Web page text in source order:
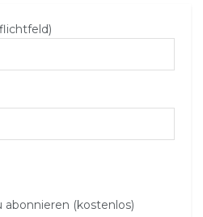
abonnieren (kostenlos)